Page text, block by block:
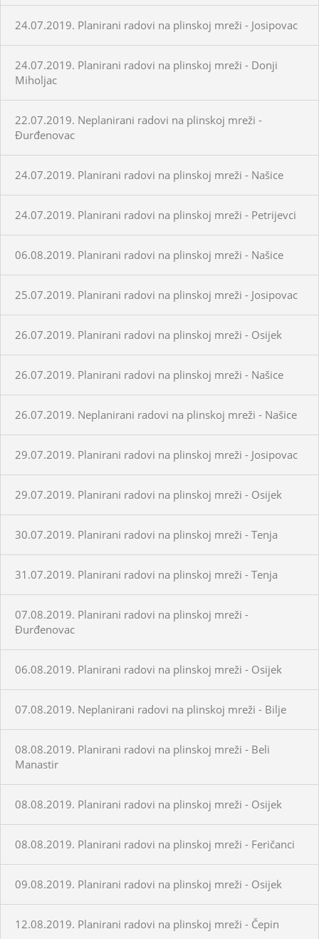
24.07.2019. Planirani radovi na plinskoj mreži - Josipovac
24.07.2019. Planirani radovi na plinskoj mreži - Donji
Miholjac
22.07.2019. Neplanirani radovi na plinskoj mreži -
Đurđenovac
24.07.2019. Planirani radovi na plinskoj mreži - Našice
24.07.2019. Planirani radovi na plinskoj mreži - Petrijevci
06.08.2019. Planirani radovi na plinskoj mreži - Našice
25.07.2019. Planirani radovi na plinskoj mreži - Josipovac
26.07.2019. Planirani radovi na plinskoj mreži - Osijek
26.07.2019. Planirani radovi na plinskoj mreži - Našice
26.07.2019. Neplanirani radovi na plinskoj mreži - Našice
29.07.2019. Planirani radovi na plinskoj mreži - Josipovac
29.07.2019. Planirani radovi na plinskoj mreži - Osijek
30.07.2019. Planirani radovi na plinskoj mreži - Tenja
31.07.2019. Planirani radovi na plinskoj mreži - Tenja
07.08.2019. Planirani radovi na plinskoj mreži -
Đurđenovac
06.08.2019. Planirani radovi na plinskoj mreži - Osijek
07.08.2019. Neplanirani radovi na plinskoj mreži - Bilje
08.08.2019. Planirani radovi na plinskoj mreži - Beli
Manastir
08.08.2019. Planirani radovi na plinskoj mreži - Osijek
08.08.2019. Planirani radovi na plinskoj mreži - Feričanci
09.08.2019. Planirani radovi na plinskoj mreži - Osijek
12.08.2019. Planirani radovi na plinskoj mreži - Čepin